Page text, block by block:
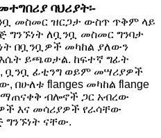
ባህሪያት፡-
መስመር ዝርጋታ ውስጥ ጥቅም ላይ
ግንኙነት ለቧንቧ መስመር ግንባታ
በቧንቧዎች መካከል ያለውን
ይጫወታል. ከፍተኛ ግፊት
ቧንቧ ፊቲንግ ወይም መሣሪያዎች
በሁለቱ flanges መካከል flange
ብሎኖች ጋር አብረው
እና መሳሪያዎች የራሳቸው
ግንኙነት ናቸው.